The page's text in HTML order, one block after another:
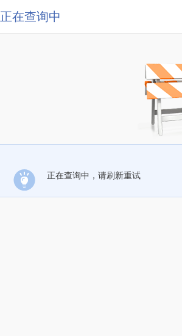
正在查询中
正在查询中，请刷新重试